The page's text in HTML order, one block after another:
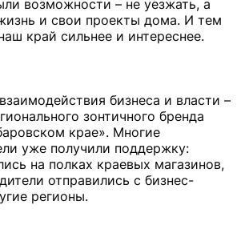
возможности – не уезжать, а
и свои проекты дома. И тем
край сильнее и интереснее.
бизнеса и власти –
зонтичного бренда
крае». Многие
уже получили поддержку:
на полках краевых магазинов,
отправились с бизнес-
регионы.